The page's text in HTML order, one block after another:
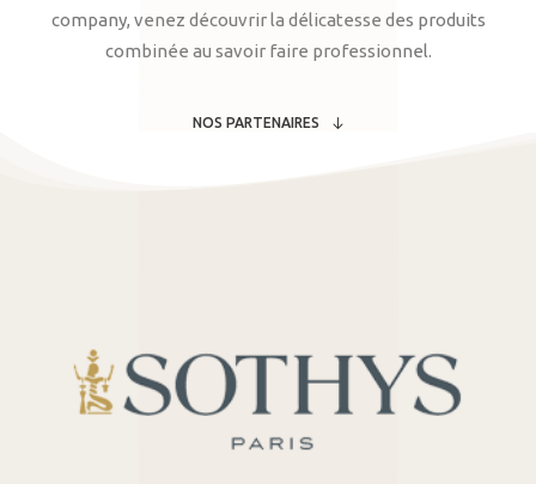
company, venez découvrir la délicatesse des produits
combinée au savoir faire professionnel.
NOS PARTENAIRES